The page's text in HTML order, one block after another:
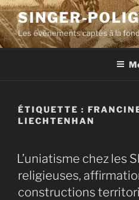
Aller
au
contenu
principal
SINGER-
Les événements captés à la
ÉTIQUETTE :
LIECHTENHAN
L’uniatisme chez les
religieuses,
constructions